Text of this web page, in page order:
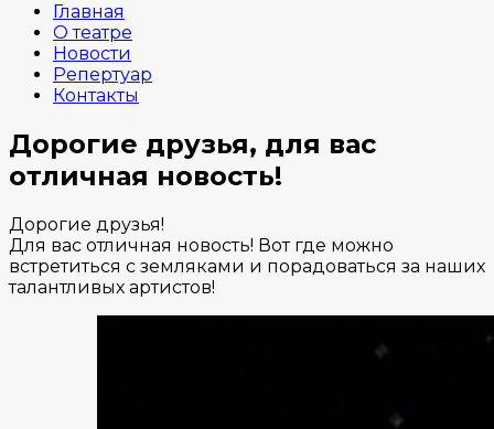
Главная
О театре
Новости
Репертуар
Контакты
Дорогие друзья, для вас
отличная новость!
Дорогие друзья!
Для вас отличная новость! Вот где можно
встретиться с земляками и порадоваться за наших
талантливых артистов!